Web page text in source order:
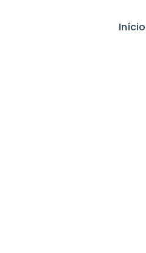
Início